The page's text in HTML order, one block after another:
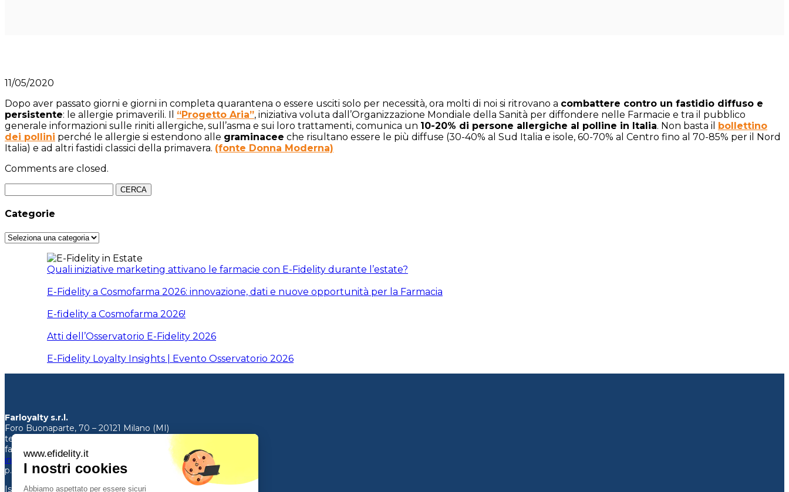
11/05/2020
Dopo aver passato giorni e giorni in completa quarantena o essere usciti solo per necessità, ora molti di noi si ritrovano a combattere contro un fastidio diffuso e
persistente: le allergie primaverili. Il “Progetto Aria”, iniziativa voluta dall’Organizzazione Mondiale della Sanità per diffondere nelle Farmacie e tra il pubblico
generale informazioni sulle riniti allergiche, sull’asma e sui loro trattamenti, comunica un 10-20% di persone allergiche al polline in Italia. Non basta il bollettino
dei pollini perché le allergie si estendono alle graminacee che risultano essere le più diffuse (30-40% al Sud Italia e isole, 60-70% al Centro fino al 70-85% per il Nord
Italia) e ad altri fastidi classici della primavera. (fonte Donna Moderna)
Comments are closed.
per:
Categorie
Categorie
Quali iniziative marketing attivano le farmacie con E-Fidelity durante l’estate?
E-Fidelity a Cosmofarma 2026: innovazione, dati e nuove opportunità per la Farmacia
E-fidelity a Cosmofarma 2026!
Atti dell’Osservatorio E-Fidelity 2026
E-Fidelity Loyalty Insights | Evento Osservatorio 2026
Farloyalty s.r.l.
Foro Buonaparte, 70 – 20121 Milano (MI)
tel.
fax. 02.45.50.35.58
info@efidelity.it
p.iva 03454080981
Iscrizione al Registro delle Imprese
www.efidelity.it
I nostri cookies
Abbiamo aspettato per essere sicuri